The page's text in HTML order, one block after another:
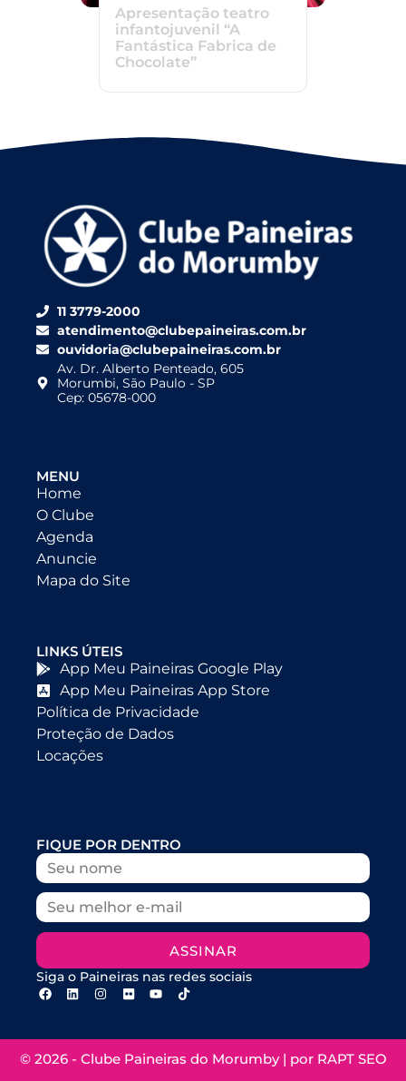
Apresentação teatro
infantojuvenil “A
Fantástica Fabrica de
Chocolate”
11 3779-2000
atendimento@clubepaineiras.com.br
ouvidoria@clubepaineiras.com.br
Av. Dr. Alberto Penteado, 605
Morumbi, São Paulo - SP
Cep: 05678-000
MENU
Home
O Clube
Agenda
Anuncie
Mapa do Site
LINKS ÚTEIS
App Meu Paineiras Google Play
App Meu Paineiras App Store
Política de Privacidade
Proteção de Dados
Locações
FIQUE POR DENTRO
ASSINAR
Siga o Paineiras nas redes sociais
© 2026 - Clube Paineiras do Morumby | por RAPT SEO